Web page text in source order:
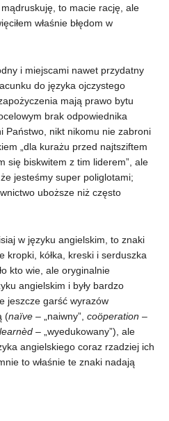
to macie rację, ale
właśnie błędom w
i miejscami nawet przydatny
do języka ojczystego
mają prawo bytu
brak odpowiednika
Państwo, nikt nikomu nie zabroni
„dla kurażu przed najtsziftem
się biskwitem z tim liderem”, ale
jesteśmy super poliglotami;
uboższe niż często
w języku angielskim, to znaki
kropki, kółka, kreski i serduszka
kto wie, ale oryginalnie
angielskim i były bardzo
jeszcze garść wyrazów
(naïve– „naiwny”, coöperation –
– „wyedukowany”), ale
angielskiego coraz rzadziej ich
to właśnie te znaki nadają